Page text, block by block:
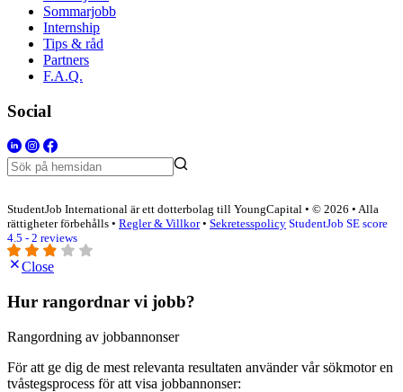
Sommarjobb
Internship
Tips & råd
Partners
F.A.Q.
Social
StudentJob International är ett dotterbolag till YoungCapital • © 2026 • Alla
rättigheter förbehålls • Regler & Villkor• Sekretesspolicy StudentJob SE score
4.5 - 2 reviews
Close
Hur rangordnar vi jobb?
Rangordning av jobbannonser
För att ge dig de mest relevanta resultaten använder vår sökmotor en
tvåstegsprocess för att visa jobbannonser: